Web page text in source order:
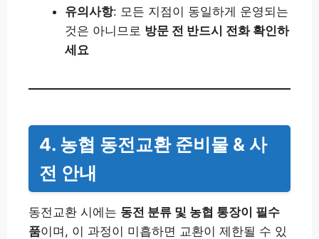
유의사항: 모든 지점이 동일하게 운영되는
것은 아니므로 방문 전 반드시 전화 확인하
세요
4. 농협 동전교환 준비물 & 사
전 안내
동전교환 시에는 동전 분류 및 농협 통장이 필수
품이며, 이 과정이 미흡하면 교환이 제한될 수 있